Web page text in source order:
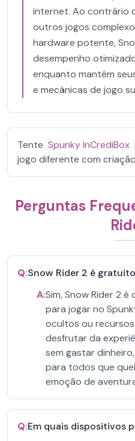
internet. Ao contrário
outros jogos
hardware potente,
desempenho
enquanto mantém
e mecânicas de jogo
Tente Spunky InCrediBox
jogo diferente com
Perguntas
Q:Snow Rider 2 é
A:Sim, Snow Rider 2
para jogar no
ocultos ou
desfrutar da
sem gastar
para todos que
emoção de
Q:Em quais dispositivos